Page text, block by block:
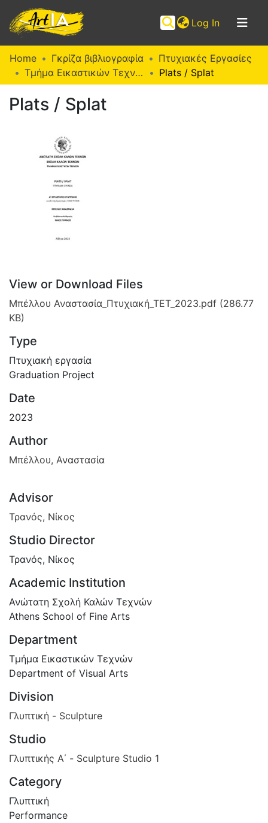
Log In (current)
Communities
Collections
Browse ArtIA
Home Γκρίζα βιβλιογραφία
Πτυχιακές Εργασίες
Τμήμα Εικαστικών Τεχνών (Π. Ε.)
Plats / Splat
Plats / Splat
View or Download Files
Μπέλλου Αναστασία_Πτυχιακή_ΤΕΤ_2023.pdf (286.77
KB)
Type
Πτυχιακή εργασία
Graduation Project
Date
2023
Author
Μπέλλου, Αναστασία
Advisor
Τρανός, Νίκος
Studio Director
Τρανός, Νίκος
Academic Institution
Ανώτατη Σχολή Καλών Τεχνών
Athens School of Fine Arts
Department
Τμήμα Εικαστικών Τεχνών
Department of Visual Arts
Division
Γλυπτική - Sculpture
Studio
Γλυπτικής Α΄ - Sculpture Studio 1
Category
Γλυπτική
Performance